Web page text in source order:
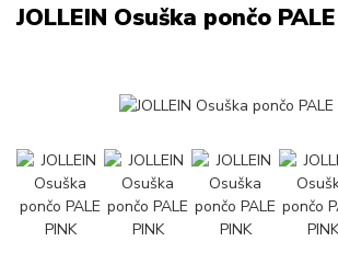
JOLLEIN Osuška pončo